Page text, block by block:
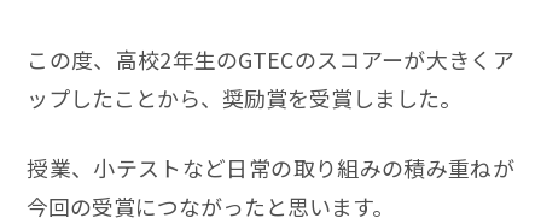
この度、高校2年生のGTECのスコアーが大きくア
ップしたことから、奨励賞を受賞しました。
授業、小テストなど日常の取り組みの積み重ねが
今回の受賞につながったと思います。